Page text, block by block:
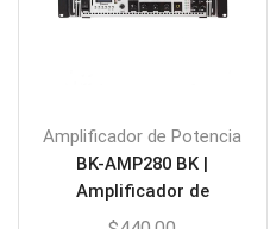
Amplificador de Potencia
BK-AMP280 BK |
Amplificador de
Potencia 6 Zonas 280W